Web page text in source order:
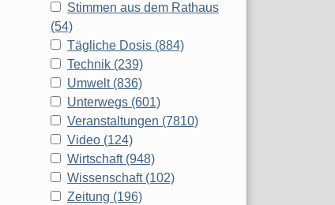
Stimmen aus dem Rathaus
(54)
Tägliche Dosis (884)
Technik (239)
Umwelt (836)
Unterwegs (601)
Veranstaltungen (7810)
Video (124)
Wirtschaft (948)
Wissenschaft (102)
Zeitung (196)